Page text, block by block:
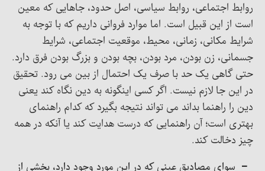
روابط اجتماعی، روابط سیاسی، اصل حدود، جاهایی که معین
است از این قبیل است. اما موارد فروانی داریم که با توجه به
شرایط مکانی، زمانی، محیط، موقعیت اجتماعی، شرایط
جسمانی، زن بودن، مرد بودن، بچه بودن و بزرگ بودن فرق دارد.
حتی گاهی یک حد با صرف یک احتمال از بین می رود. تحقیق
در این جا لازم نیست. اگر کسی اینگونه به دین نگاه کند یعنی
دین را راهنما بداند می تواند نتیجه بگیرد که کدام راهنمای
بهتری است؛ آن راهنمایی که درست هدایت کند یا آنکه در همه
چیز دخالت کند.
– سوای مصادیق عینی که در این مورد وجود دارد، بخشی از